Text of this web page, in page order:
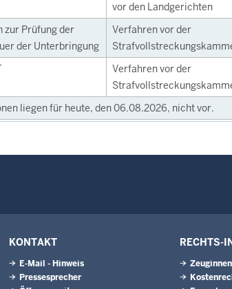
vor den Landgerichten
zur Prüfung der
der Unterbringung
Verfahren vor der
Verfahren vor der
liegen für heute, den 06.08.2026, nicht vor.
KONTAKT
E-Mail - Hinweis
Pressesprecher
RECHTS-